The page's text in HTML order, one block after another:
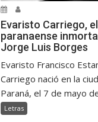
Evaristo Carriego,
paranaense
Jorge Luis Borges
Evaristo Francisco
Carriego nació en la
Paraná, el 7 de mayo
Letras